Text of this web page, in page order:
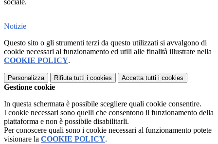
sociale.
Notizie
Questo sito o gli strumenti terzi da questo utilizzati si avvalgono di
cookie necessari al funzionamento ed utili alle finalità illustrate nella
COOKIE POLICY.
Personalizza Rifiuta tutti i cookies Accetta tutti i cookies
Gestione cookie
In questa schermata è possibile scegliere quali cookie consentire.
I cookie necessari sono quelli che consentono il funzionamento della
piattaforma e non è possibile disabilitarli.
Per conoscere quali sono i cookie necessari al funzionamento potete
visionare la COOKIE POLICY.